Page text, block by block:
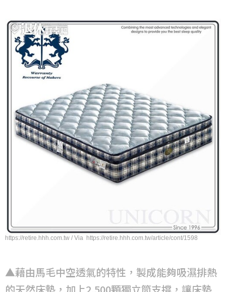
https://retire.hhh.com.tw / Via https://retire.hhh.com.tw/article/cont/1598
▲藉由馬毛中空透氣的特性，製成能夠吸濕排熱